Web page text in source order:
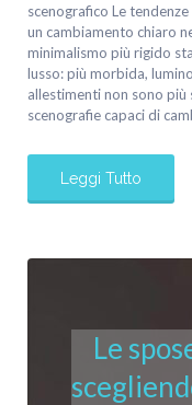
scenografico Le
un cambiamento chiaro
minimalismo più rigido
lusso: più morbida,
allestimenti non sono
scenografie capaci di
Leggi Tutto
Le